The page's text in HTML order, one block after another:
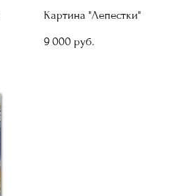
Картина "Лепестки"
9 000 pуб.